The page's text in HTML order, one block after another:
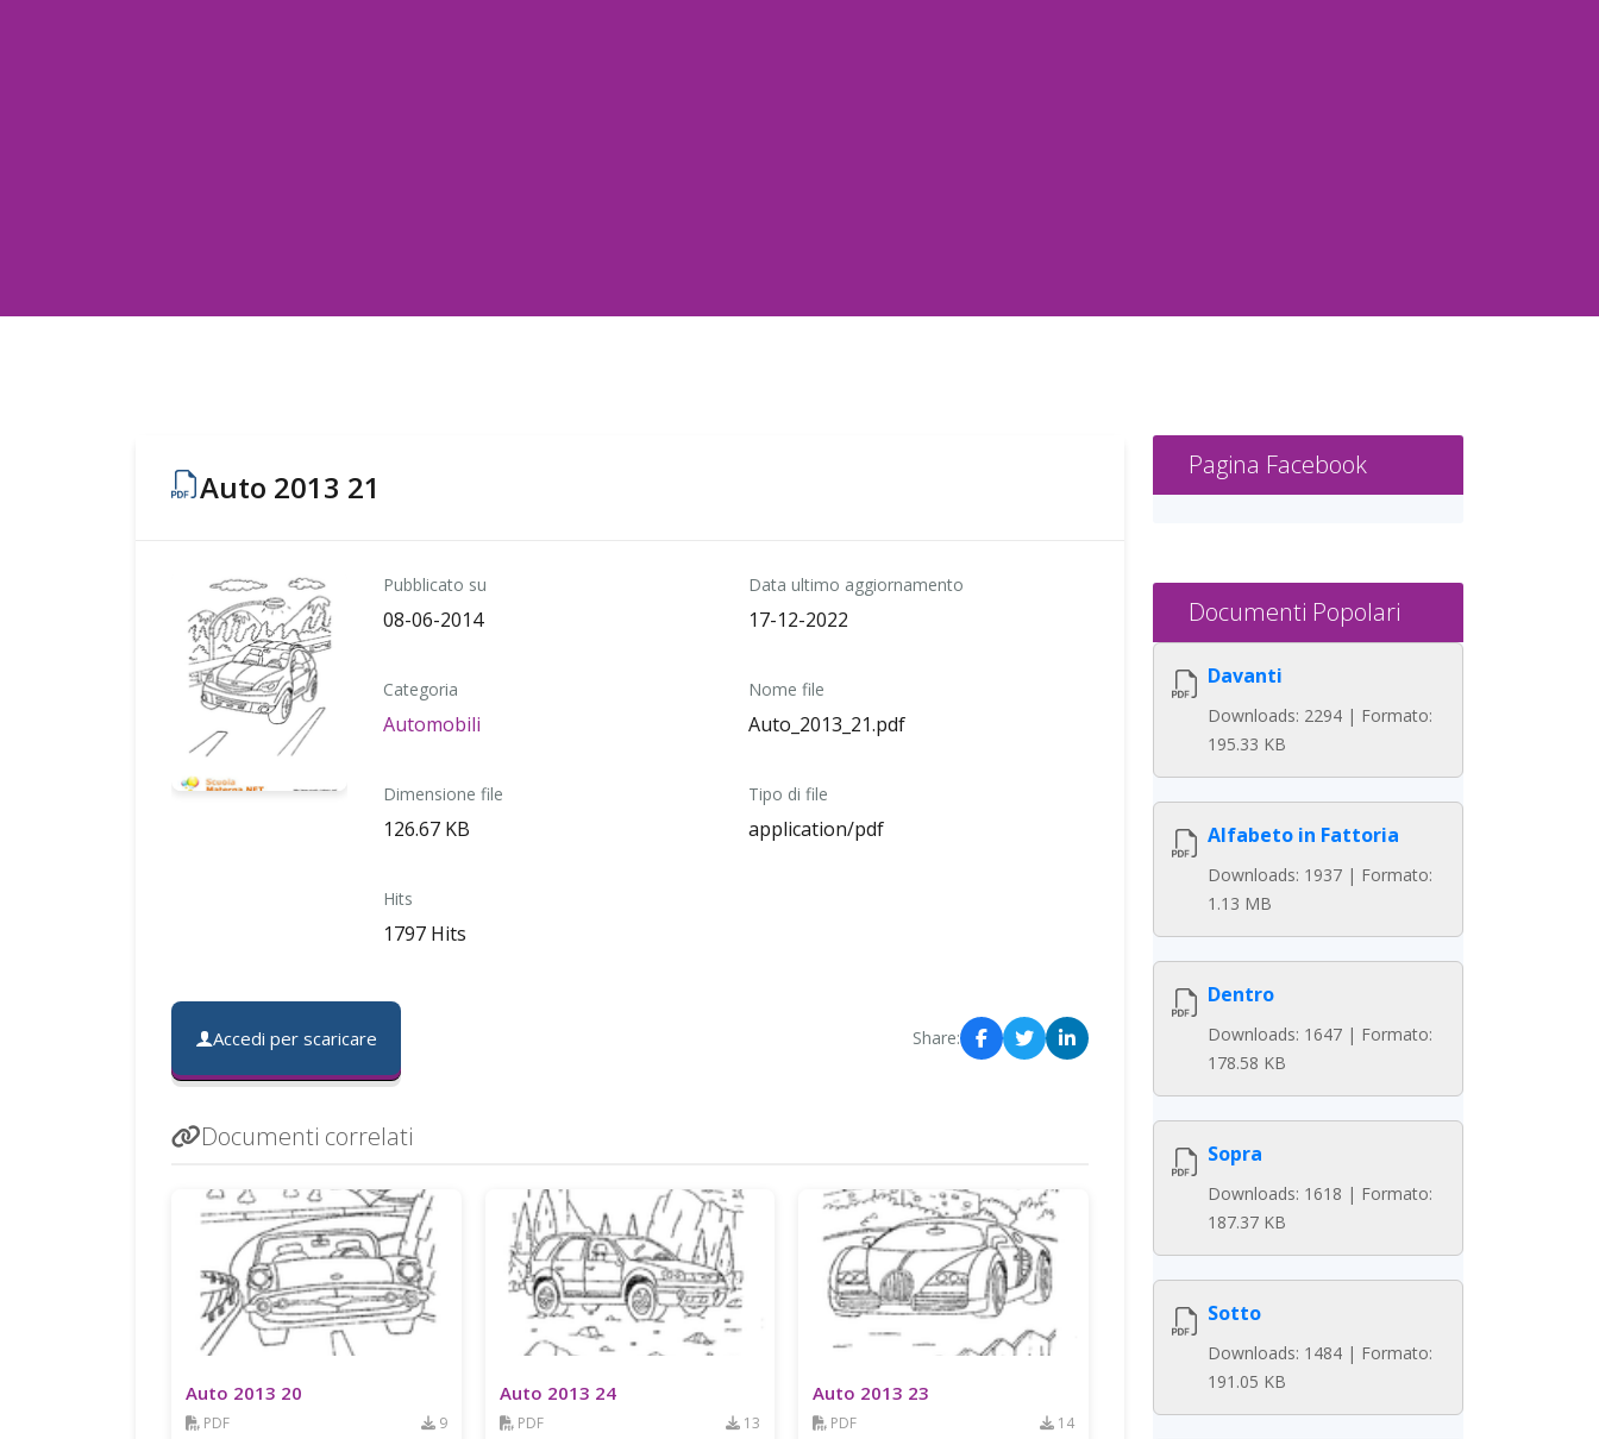
Auto 2013 21
Pubblicato su
08-06-2014
Data ultimo aggiornamento
17-12-2022
Categoria
Automobili
Nome file
Auto_2013_21.pdf
Dimensione file
126.67 KB
Tipo di file
application/pdf
Hits
1797 Hits
Accedi per scaricare Share:
Documenti correlati
Auto 2013 20
PDF 9
Auto 2013 24
PDF 13
Auto 2013 23
PDF 14
Pagina Facebook
Documenti Popolari
Davanti
Downloads: 2294 | Formato:
195.33 KB
Alfabeto in Fattoria
Downloads: 1937 | Formato:
1.13 MB
Dentro
Downloads: 1647 | Formato:
178.58 KB
Sopra
Downloads: 1618 | Formato:
187.37 KB
Sotto
Downloads: 1484 | Formato:
191.05 KB